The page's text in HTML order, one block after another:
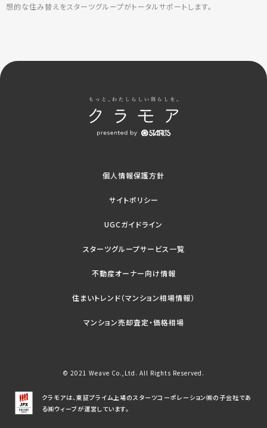
想的な住み替えをスターツグループがトータルサポートします。
個人情報保護方針
サイトポリシー
UGCガイドライン
スターツグループサービス一覧
不動産オーナー向け情報
住まいトレンド（マンション相場情報）
マンション売却査定・価格相場
© 2021 Weave Co.,Ltd. All Rights Reserved.
クラモアは、東証プライム上場のスターツコーポレーション㈱の子会社であ
る㈱ウィーブが運営しています。